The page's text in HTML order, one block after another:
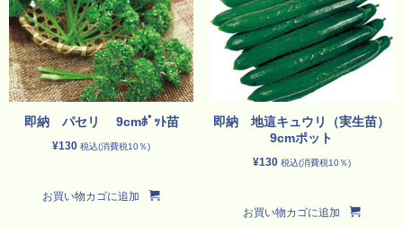
即納 パセリ 9cmﾎﾟｯﾄ苗
¥130 税込(消費税10％)
お買い物カゴに追加
即納 地這キュウリ（実生苗）
9cmポット
¥130 税込(消費税10％)
お買い物カゴに追加